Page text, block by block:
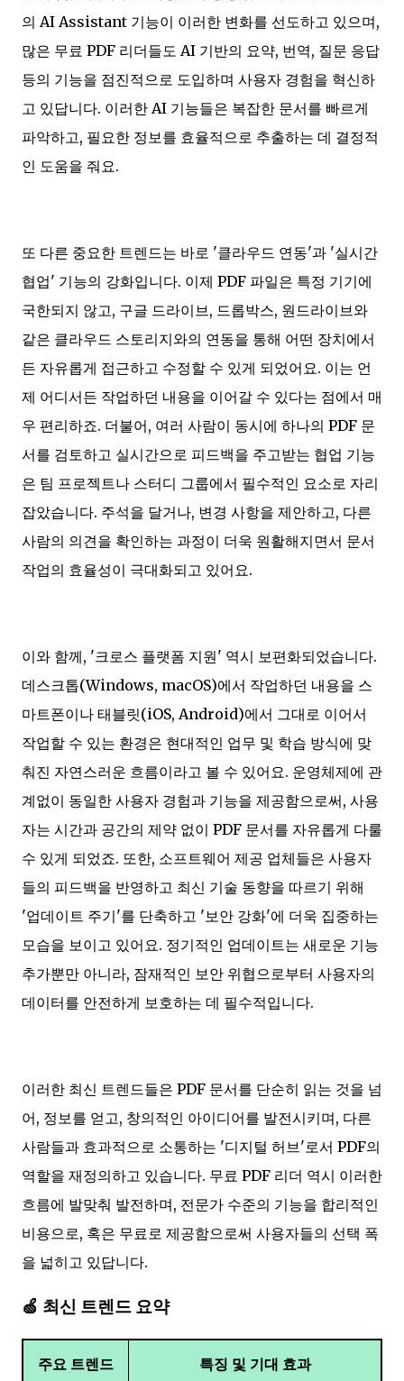
의 AI Assistant 기능이 이러한 변화를 선도하고 있으며,
많은 무료 PDF 리더들도 AI 기반의 요약, 번역, 질문 응답
등의 기능을 점진적으로 도입하며 사용자 경험을 혁신하
고 있답니다. 이러한 AI 기능들은 복잡한 문서를 빠르게
파악하고, 필요한 정보를 효율적으로 추출하는 데 결정적
인 도움을 줘요.
또 다른 중요한 트렌드는 바로 '클라우드 연동'과 '실시간
협업' 기능의 강화입니다. 이제 PDF 파일은 특정 기기에
국한되지 않고, 구글 드라이브, 드롭박스, 원드라이브와
같은 클라우드 스토리지와의 연동을 통해 어떤 장치에서
든 자유롭게 접근하고 수정할 수 있게 되었어요. 이는 언
제 어디서든 작업하던 내용을 이어갈 수 있다는 점에서 매
우 편리하죠. 더불어, 여러 사람이 동시에 하나의 PDF 문
서를 검토하고 실시간으로 피드백을 주고받는 협업 기능
은 팀 프로젝트나 스터디 그룹에서 필수적인 요소로 자리
잡았습니다. 주석을 달거나, 변경 사항을 제안하고, 다른
사람의 의견을 확인하는 과정이 더욱 원활해지면서 문서
작업의 효율성이 극대화되고 있어요.
이와 함께, '크로스 플랫폼 지원' 역시 보편화되었습니다.
데스크톱(Windows, macOS)에서 작업하던 내용을 스
마트폰이나 태블릿(iOS, Android)에서 그대로 이어서
작업할 수 있는 환경은 현대적인 업무 및 학습 방식에 맞
춰진 자연스러운 흐름이라고 볼 수 있어요. 운영체제에 관
계없이 동일한 사용자 경험과 기능을 제공함으로써, 사용
자는 시간과 공간의 제약 없이 PDF 문서를 자유롭게 다룰
수 있게 되었죠. 또한, 소프트웨어 제공 업체들은 사용자
들의 피드백을 반영하고 최신 기술 동향을 따르기 위해
'업데이트 주기'를 단축하고 '보안 강화'에 더욱 집중하는
모습을 보이고 있어요. 정기적인 업데이트는 새로운 기능
추가뿐만 아니라, 잠재적인 보안 위협으로부터 사용자의
데이터를 안전하게 보호하는 데 필수적입니다.
이러한 최신 트렌드들은 PDF 문서를 단순히 읽는 것을 넘
어, 정보를 얻고, 창의적인 아이디어를 발전시키며, 다른
사람들과 효과적으로 소통하는 '디지털 허브'로서 PDF의
역할을 재정의하고 있습니다. 무료 PDF 리더 역시 이러한
흐름에 발맞춰 발전하며, 전문가 수준의 기능을 합리적인
비용으로, 혹은 무료로 제공함으로써 사용자들의 선택 폭
을 넓히고 있답니다.
🍏 최신 트렌드 요약
주요 트렌드 특징 및 기대 효과